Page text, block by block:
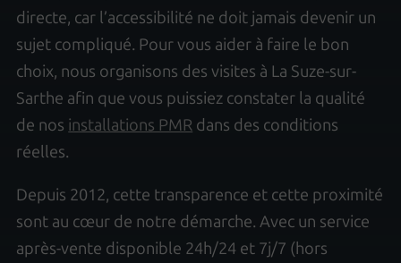
directe, car l’accessibilité ne doit jamais devenir un
sujet compliqué. Pour vous aider à faire le bon
choix, nous organisons des visites à La Suze-sur-
Sarthe afin que vous puissiez constater la qualité
de nos installations PMR dans des conditions
réelles.
Depuis 2012, cette transparence et cette proximité
sont au cœur de notre démarche. Avec un service
après-vente disponible 24h/24 et 7j/7 (hors